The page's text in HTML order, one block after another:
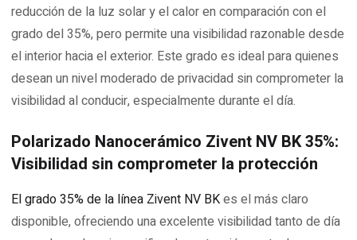
reducción de la luz solar y el calor en comparación con el
grado del 35%, pero permite una visibilidad razonable desde
el interior hacia el exterior. Este grado es ideal para quienes
desean un nivel moderado de privacidad sin comprometer la
visibilidad al conducir, especialmente durante el día.
Polarizado Nanocerámico Zivent NV BK 35%:
Visibilidad sin comprometer la protección
El grado 35% de la línea Zivent NV BKes el más claro
disponible, ofreciendo una excelente visibilidad tanto de día